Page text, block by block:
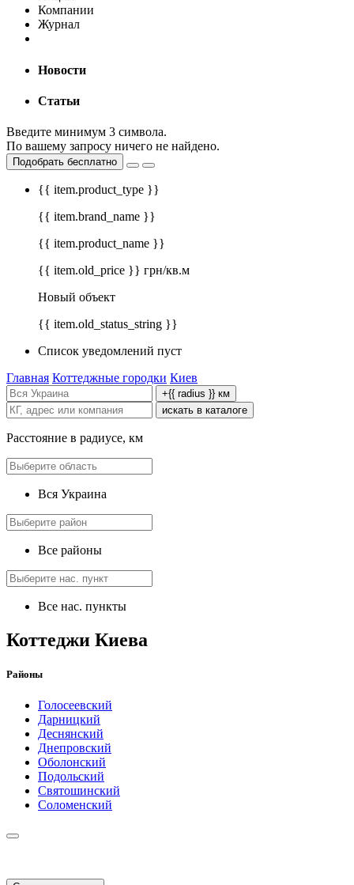
Компании
Журнал
Новости
Статьи
Введите минимум 3 символа.
По вашему запросу ничего не найдено.
Подобрать бесплатно
{{ item.product_type }}
{{ item.brand_name }}
{{ item.product_name }}
{{ item.old_price }} грн/кв.м
Новый объект
{{ item.old_status_string }}
Список уведомлений пуст
Главная Коттеджные городки Киев
+{{ radius }} км
искать в каталоге
Расстояние в радиусе, км
Вся Украина
Все районы
Все нас. пункты
Коттеджи Киева
Районы
Голосеевский
Дарницкий
Деснянский
Днепровский
Оболонский
Подольский
Святошинский
Соломенский